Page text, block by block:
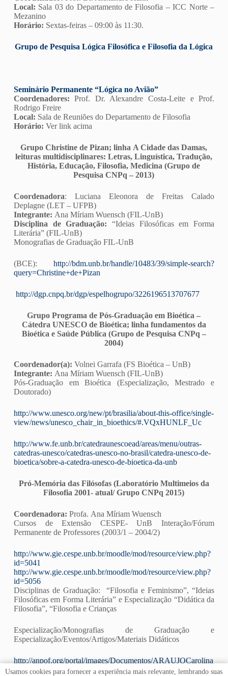
Local: Sala 03 do Departamento de Filosofia – ICC Norte –
Mezanino
Horário: Sextas-feiras – 09:00 às 11:30.
Grupo de Pesquisa Lógica Filosófica e Filosofia da Lógica
Seminário Permanente “Lógica no Avião”
Coordenadores: Prof. Dr. Alexandre Costa-Leite e Prof.
Rodrigo Freire
Local: Sala de Reuniões do Departamento de Filosofia
Horário: Ver link acima
Grupo Christine de Pizan; linha A Cidade das Damas,
leituras multidisciplinares: Letras, Linguística, Tradução,
História, Educação, Filosofia, Medicina (Grupo de
Pesquisa CNPq – 2013)
Coordenadora: Luciana Eleonora de Freitas Calado
Deplagne (LET – UFPB)
Integrante: Ana Míriam Wuensch (FIL-UnB)
Disciplina de Graduação: “Ideias Filosóficas em Forma
Literária” (FIL-UnB)
Monografias de Graduação FIL-UnB
(BCE):http://bdm.unb.br/handle/10483/39/simple-search?
query=Christine+de+Pizan
http://dgp.cnpq.br/dgp/espelhogrupo/3226196513707677
Grupo Programa de Pós-Graduação em Bioética –
Cátedra UNESCO de Bioética; linha fundamentos da
Bioética e Saúde Pública (Grupo de Pesquisa CNPq –
2004)
Coordenador(a): Volnei Garrafa (FS Bioética – UnB)
Integrante: Ana Míriam Wuensch (FIL-UnB)
Pós-Graduação em Bioética (Especialização, Mestrado e
Doutorado)
http://www.unesco.org/new/pt/brasilia/about-this-office/single-
view/news/unesco_chair_in_bioethics/#.VQxHUNLF_Uc
http://www.fe.unb.br/catedraunescoead/areas/menu/outras-
catedras-unesco/catedras-unesco-no-brasil/catedra-unesco-de-
bioetica/sobre-a-catedra-unesco-de-bioetica-da-unb
Pró-Memória das Filósofas (Laboratório Multimeios da
Filosofia 2001- atual/ Grupo CNPq 2015)
Coordenadora: Profa. Ana Míriam Wuensch
Cursos de Extensão CESPE- UnB Interação/Fórum
Permanente de Professores (2003/1 – 2004/2)
http://www.gie.cespe.unb.br/moodle/mod/resource/view.php?
id=5041
http://www.gie.cespe.unb.br/moodle/mod/resource/view.php?
id=5056
Disciplinas de Graduação: “Filosofia e Feminismo”, “Ideias
Filosóficas em Forma Literária” e Especialização “Didática da
Filosofia”, “Filosofia e Crianças
Especialização/Monografias de Graduação e
Especialização/Eventos/Artigos/Materiais Didáticos
http://anpof.org/portal/images/Documentos/ARAUJOCarolina
_Artigo_2016.pdf
Usamos cookies para fornecer a experiência mais relevante, lembrando suas